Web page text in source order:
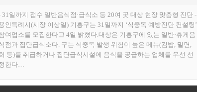
31일까지 접수 일반음식점·급식소 등 20여 곳 대상 현장 맞춤형 진단 -
인특례시(시장 이상일) 기흥구는 31일까지 ‘식중독 예방진단 컨설팅’
여업소를 모집한다고 4일 밝혔다.대상은 기흥구에 있는 일반·휴게음
점과 집단급식소다. 구는 식중독 발생 위험이 높은 메뉴(김밥, 밀면,
등)를 취급하거나 집단급식시설에 음식을 공급하는 업체를 우선 선
한다…